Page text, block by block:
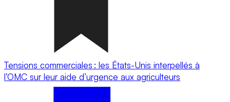
Tensions commerciales : les États-Unis interpellés à
l’OMC sur leur aide d’urgence aux agriculteurs